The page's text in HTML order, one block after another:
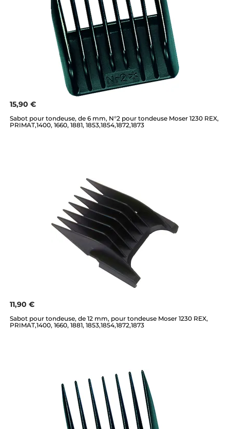
15,90 €
Sabot pour tondeuse, de 6 mm, N°2 pour tondeuse Moser 1230 REX,
PRIMAT,1400, 1660, 1881, 1853,1854,1872,1873
11,90 €
Sabot pour tondeuse, de 12 mm, pour tondeuse Moser 1230 REX,
PRIMAT,1400, 1660, 1881, 1853,1854,1872,1873